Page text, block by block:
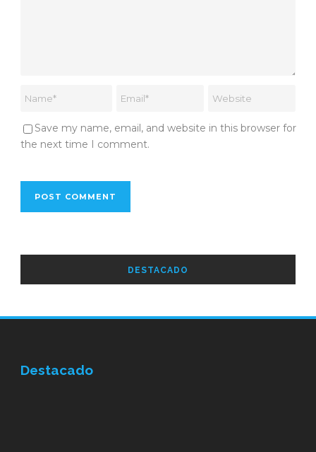
Save my name, email, and website in this browser for
the next time I comment.
DESTACADO
Destacado